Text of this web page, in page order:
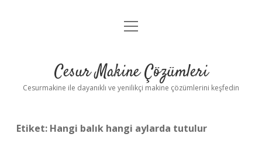
Anasayfa
Yasal Uyarı
menüyü
Cesur Makine Çözümleri
Cesurmakine ile dayanıklı ve yenilikçi makine çözümlerini keşfedin
Etiket: Hangi balık hangi aylarda tutulur